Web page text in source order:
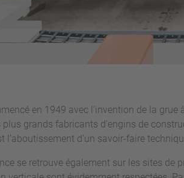
en 1949 avec l'invention de la grue
plus grands fabricants d'engins de
l’aboutissement d'un savoir-faire
se retrouve également sur les sites de